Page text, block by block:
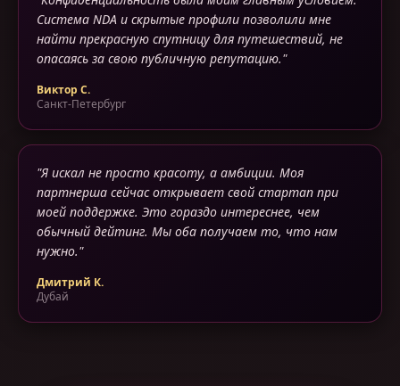
Система NDA и скрытые профили позволили мне
найти прекрасную спутницу для путешествий, не
опасаясь за свою публичную репутацию."
Виктор С.
Санкт-Петербург
"Я искал не просто красоту, а амбиции. Моя
партнерша сейчас открывает свой стартап при
моей поддержке. Это гораздо интереснее, чем
обычный дейтинг. Мы оба получаем то, что нам
нужно."
Дмитрий К.
Дубай